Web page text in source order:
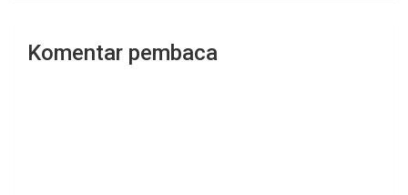
Komentar pembaca